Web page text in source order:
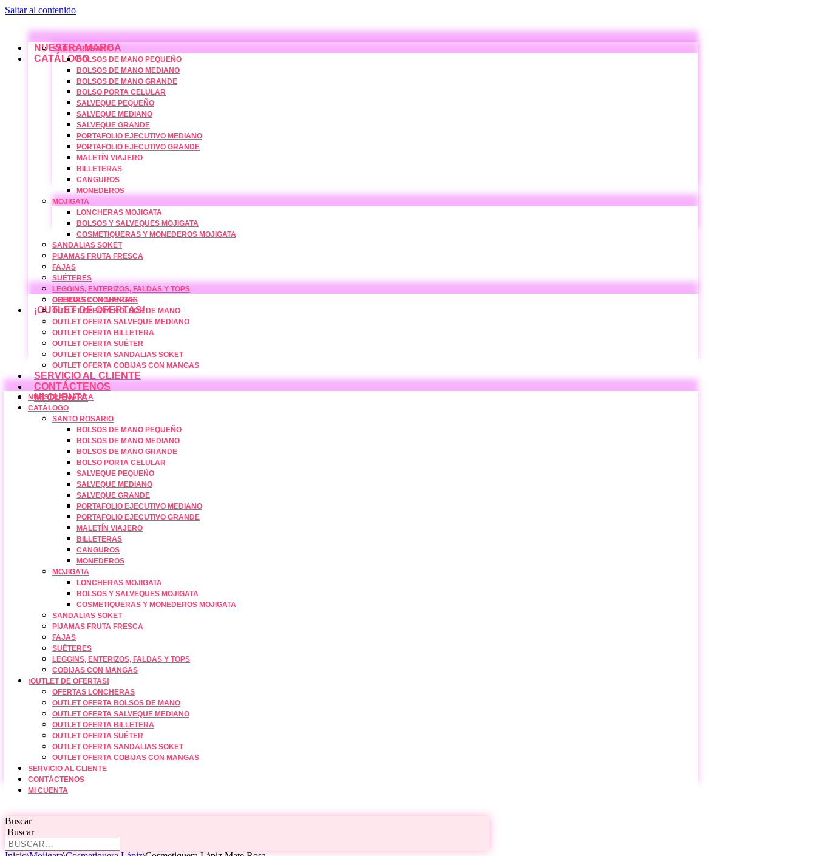
Saltar al contenido
NUESTRA MARCA
CATÁLOGO
SANTO ROSARIO
BOLSOS DE MANO PEQUEÑO
BOLSOS DE MANO MEDIANO
BOLSOS DE MANO GRANDE
BOLSO PORTA CELULAR
SALVEQUE PEQUEÑO
SALVEQUE MEDIANO
SALVEQUE GRANDE
PORTAFOLIO EJECUTIVO MEDIANO
PORTAFOLIO EJECUTIVO GRANDE
MALETÍN VIAJERO
BILLETERAS
CANGUROS
MONEDEROS
MOJIGATA
LONCHERAS MOJIGATA
BOLSOS Y SALVEQUES MOJIGATA
COSMETIQUERAS Y MONEDEROS MOJIGATA
SANDALIAS SOKET
PIJAMAS FRUTA FRESCA
FAJAS
SUÉTERES
LEGGINS, ENTERIZOS, FALDAS Y TOPS
COBIJAS CON MANGAS
¡OUTLET DE OFERTAS!
OFERTAS LONCHERAS
OUTLET OFERTA BOLSOS DE MANO
OUTLET OFERTA SALVEQUE MEDIANO
OUTLET OFERTA BILLETERA
OUTLET OFERTA SUÉTER
OUTLET OFERTA SANDALIAS SOKET
OUTLET OFERTA COBIJAS CON MANGAS
SERVICIO AL CLIENTE
CONTÁCTENOS
MI CUENTA
NUESTRA MARCA
CATÁLOGO
SANTO ROSARIO
BOLSOS DE MANO PEQUEÑO
BOLSOS DE MANO MEDIANO
BOLSOS DE MANO GRANDE
BOLSO PORTA CELULAR
SALVEQUE PEQUEÑO
SALVEQUE MEDIANO
SALVEQUE GRANDE
PORTAFOLIO EJECUTIVO MEDIANO
PORTAFOLIO EJECUTIVO GRANDE
MALETÍN VIAJERO
BILLETERAS
CANGUROS
MONEDEROS
MOJIGATA
LONCHERAS MOJIGATA
BOLSOS Y SALVEQUES MOJIGATA
COSMETIQUERAS Y MONEDEROS MOJIGATA
SANDALIAS SOKET
PIJAMAS FRUTA FRESCA
FAJAS
SUÉTERES
LEGGINS, ENTERIZOS, FALDAS Y TOPS
COBIJAS CON MANGAS
¡OUTLET DE OFERTAS!
OFERTAS LONCHERAS
OUTLET OFERTA BOLSOS DE MANO
OUTLET OFERTA SALVEQUE MEDIANO
OUTLET OFERTA BILLETERA
OUTLET OFERTA SUÉTER
OUTLET OFERTA SANDALIAS SOKET
OUTLET OFERTA COBIJAS CON MANGAS
SERVICIO AL CLIENTE
CONTÁCTENOS
MI CUENTA
Buscar
Buscar